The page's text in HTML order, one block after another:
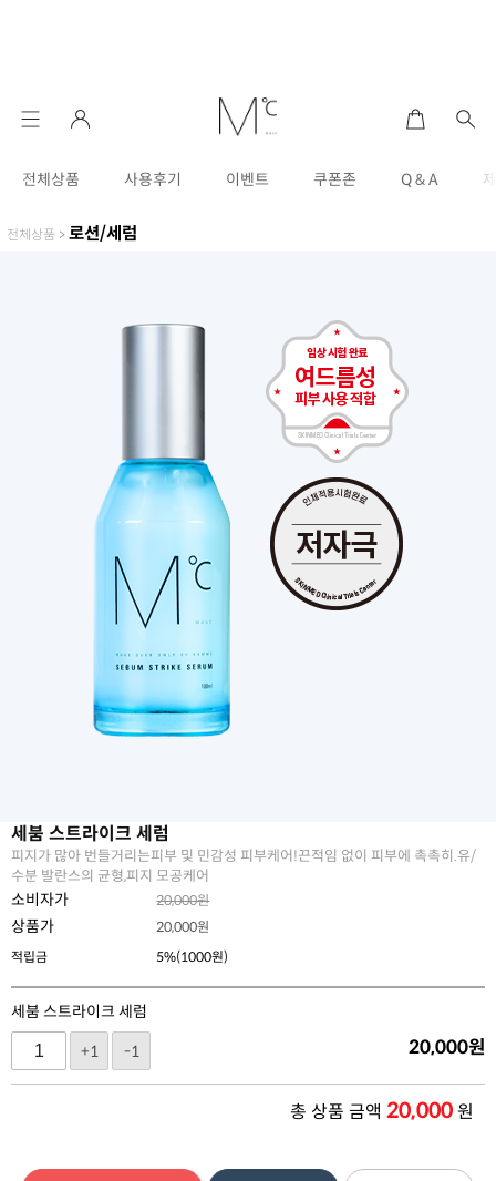
전체상품 사용후기 이벤트 쿠폰존 Q & A
전체상품 > 로션/세럼
세붐 스트라이크 세럼
피지가 많아 번들거리는피부 및 민감성 피부케어!끈적임 없이 피부에 촉촉히.유/
수분 발란스의 균형,피지 모공케어
소비자가 20,000원
상품가 20,000원
적립금
5%(1000원)
세붐 스트라이크 세럼
+1
-1 20,000원
총 상품 금액 20,000원